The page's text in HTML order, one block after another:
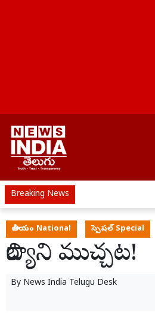
Breaking News
జాతీయం National స్పెషల్ Special
బిర్యాని ముచ్చట!
By News India Telugu Desk